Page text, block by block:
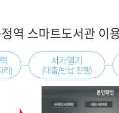
역 스마트도서관 이
리)
서가열기
(대출/반납 진행)